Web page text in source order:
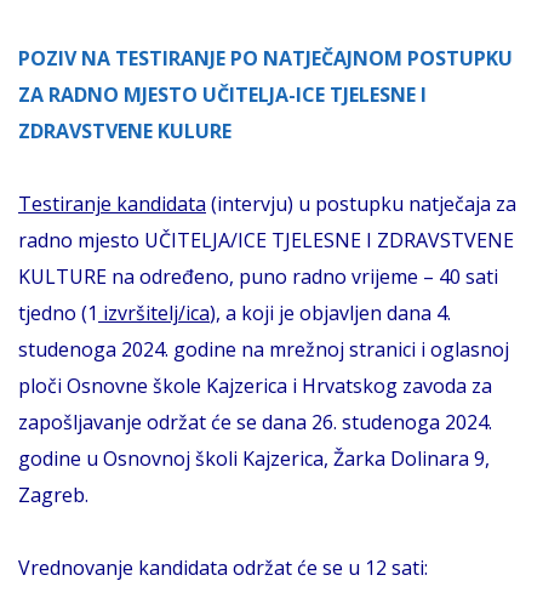
POZIV NA TESTIRANJE PO NATJEČAJNOM POSTUPKU
ZA RADNO MJESTO UČITELJA-ICE TJELESNE I
ZDRAVSTVENE KULURE
Testiranje kandidata (intervju) u postupku natječaja za
radno mjesto UČITELJA/ICE TJELESNE I ZDRAVSTVENE
KULTURE na određeno, puno radno vrijeme – 40 sati
tjedno (1 izvršitelj/ica), a koji je objavljen dana 4.
studenoga 2024. godine na mrežnoj stranici i oglasnoj
ploči Osnovne škole Kajzerica i Hrvatskog zavoda za
zapošljavanje održat će se dana 26. studenoga 2024.
godine u Osnovnoj školi Kajzerica, Žarka Dolinara 9,
Zagreb.
Vrednovanje kandidata održat će se u 12 sati: